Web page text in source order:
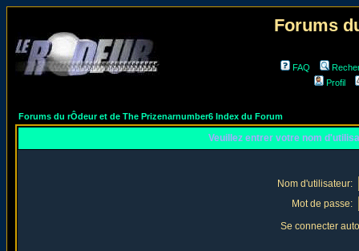
Forums
FAQ
Profil
Forums du rÔdeur et de The Prizenarnumber6 Index du Forum
Veuillez entrer votre nom
Nom d'utilisateur:
Mot de passe:
Se connecter